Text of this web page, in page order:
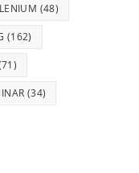
(48)
(162)
(34)